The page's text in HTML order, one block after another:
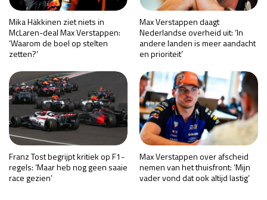
Mika Häkkinen ziet niets in
McLaren-deal Max Verstappen:
‘Waarom de boel op stelten
zetten?’
Max Verstappen daagt
Nederlandse overheid uit: ‘In
andere landen is meer aandacht
en prioriteit’
Franz Tost begrijpt kritiek op F1-
regels: ‘Maar heb nog geen saaie
race gezien’
Max Verstappen over afscheid
nemen van het thuisfront: ‘Mijn
vader vond dat ook altijd lastig’